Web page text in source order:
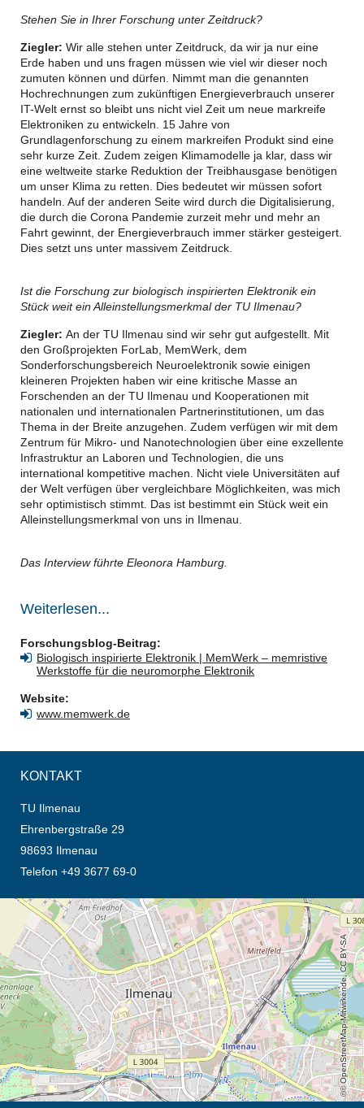
Stehen Sie in Ihrer Forschung unter Zeitdruck?
Ziegler: Wir alle stehen unter Zeitdruck, da wir ja nur eine
Erde haben und uns fragen müssen wie viel wir dieser noch
zumuten können und dürfen. Nimmt man die genannten
Hochrechnungen zum zukünftigen Energieverbrauch unserer
IT-Welt ernst so bleibt uns nicht viel Zeit um neue markreife
Elektroniken zu entwickeln. 15 Jahre von
Grundlagenforschung zu einem markreifen Produkt sind eine
sehr kurze Zeit. Zudem zeigen Klimamodelle ja klar, dass wir
eine weltweite starke Reduktion der Treibhausgase benötigen
um unser Klima zu retten. Dies bedeutet wir müssen sofort
handeln. Auf der anderen Seite wird durch die Digitalisierung,
die durch die Corona Pandemie zurzeit mehr und mehr an
Fahrt gewinnt, der Energieverbrauch immer stärker gesteigert.
Dies setzt uns unter massivem Zeitdruck.
Ist die Forschung zur biologisch inspirierten Elektronik ein
Stück weit ein Alleinstellungsmerkmal der TU Ilmenau?
Ziegler: An der TU Ilmenau sind wir sehr gut aufgestellt. Mit
den Großprojekten ForLab, MemWerk, dem
Sonderforschungsbereich Neuroelektronik sowie einigen
kleineren Projekten haben wir eine kritische Masse an
Forschenden an der TU Ilmenau und Kooperationen mit
nationalen und internationalen Partnerinstitutionen, um das
Thema in der Breite anzugehen. Zudem verfügen wir mit dem
Zentrum für Mikro- und Nanotechnologien über eine exzellente
Infrastruktur an Laboren und Technologien, die uns
international kompetitive machen. Nicht viele Universitäten auf
der Welt verfügen über vergleichbare Möglichkeiten, was mich
sehr optimistisch stimmt. Das ist bestimmt ein Stück weit ein
Alleinstellungsmerkmal von uns in Ilmenau.
Das Interview führte Eleonora Hamburg.
Weiterlesen...
Forschungsblog-Beitrag:
Biologisch inspirierte Elektronik | MemWerk – memristive
Werkstoffe für die neuromorphe Elektronik
Website:
www.memwerk.de
KONTAKT
TU Ilmenau
Ehrenbergstraße 29
98693 Ilmenau
Telefon +49 3677 69-0
Öffnet die Anfahrtsbeschreibung in neuem Tab (Karte)
© OpenStreetMap-Mitwirkende, CC BY-SA